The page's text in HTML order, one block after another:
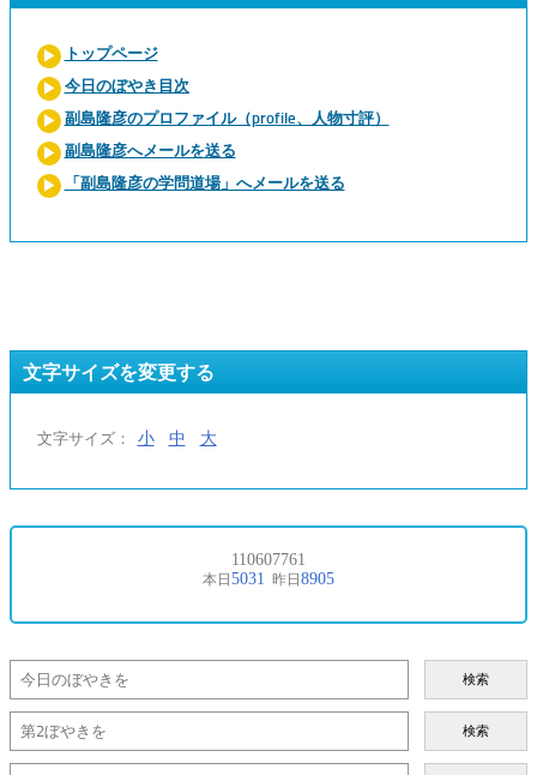
トップページ
今日のぼやき目次
副島隆彦のプロファイル（profile、人物寸評）
副島隆彦へメールを送る
「副島隆彦の学問道場」へメールを送る
文字サイズを変更する
文字サイズ： 小 中 大
検索
検索